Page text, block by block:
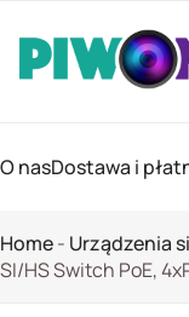
O nasDostawa i
Home- Urządzenia
SI/HS Switch PoE,